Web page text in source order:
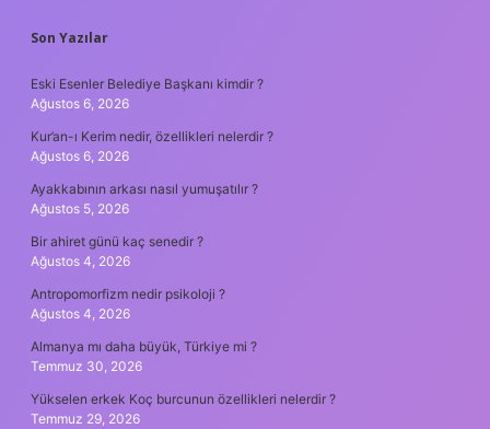
SIDEBAR
Son Yazılar
Eski Esenler Belediye Başkanı kimdir ?
Ağustos 6, 2026
Kur’an-ı Kerim nedir, özellikleri nelerdir ?
Ağustos 6, 2026
Ayakkabının arkası nasıl yumuşatılır ?
Ağustos 5, 2026
Bir ahiret günü kaç senedir ?
Ağustos 4, 2026
Antropomorfizm nedir psikoloji ?
Ağustos 4, 2026
Almanya mı daha büyük, Türkiye mi ?
Temmuz 30, 2026
Yükselen erkek Koç burcunun özellikleri nelerdir ?
Temmuz 29, 2026